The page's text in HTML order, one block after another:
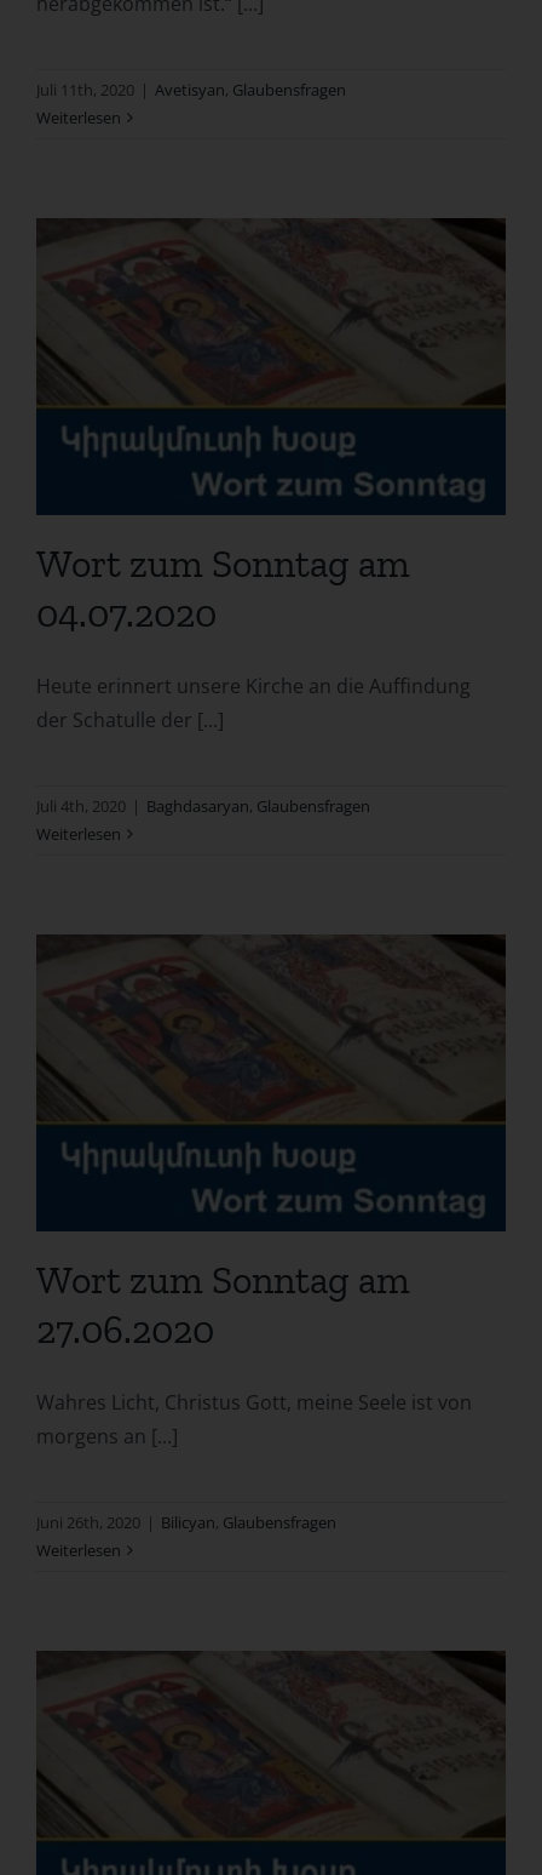
Juli 11th, 2020 | Avetisyan, Glaubensfragen
Weiterlesen
Wort zum Sonntag am
04.07.2020
Heute erinnert unsere Kirche an die Auffindung
der Schatulle der [...]
Juli 4th, 2020 | Baghdasaryan, Glaubensfragen
Weiterlesen
Wort zum Sonntag am
27.06.2020
Wahres Licht, Christus Gott, meine Seele ist von
morgens an [...]
Juni 26th, 2020 | Bilicyan, Glaubensfragen
Weiterlesen